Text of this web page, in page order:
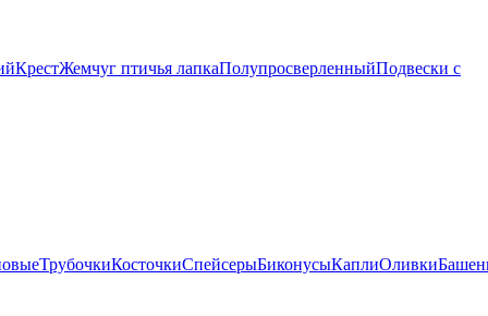
КрестЖемчуг птичья лапкаПолупросверленныйПодвески с
ТрубочкиКосточкиСпейсерыБиконусыКаплиОливки